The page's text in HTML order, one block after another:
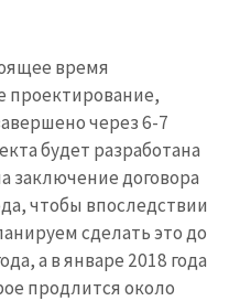
время
проектирование,
через 6-7
будет разработана
заключение договора
чтобы впоследствии
сделать это до
а в январе 2018 года
продлится около